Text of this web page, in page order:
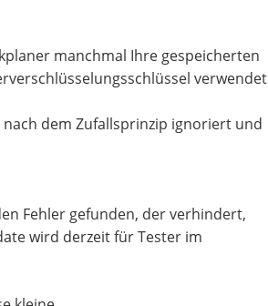
manchmal Ihre gespeicherten
verwendet
dem Zufallsprinzip ignoriert und
Fehler gefunden, der verhindert,
wird derzeit für Tester im